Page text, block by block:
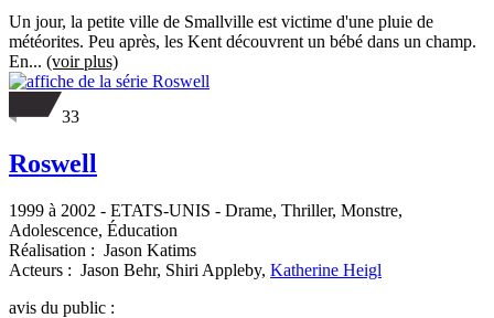
Un jour, la petite ville de Smallville est victime d'une pluie de
météorites. Peu après, les Kent découvrent un bébé dans un champ.
En... (voir plus)
33
Roswell
1999 à 2002 - ETATS-UNIS - Drame, Thriller, Monstre,
Adolescence, Éducation
Réalisation : Jason Katims
Acteurs : Jason Behr, Shiri Appleby, Katherine Heigl
avis du public :